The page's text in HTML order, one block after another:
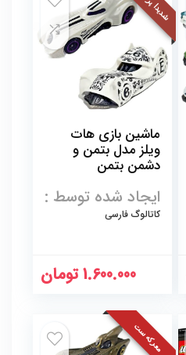
ماشین بازی هات
ویلز مدل بتمن و
دشمن بتمن
ایجاد شده توسط :
کاتالوگ فارسی
1.600.000 تومان
معرکه ست